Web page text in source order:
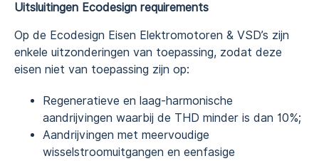
Uitsluitingen Ecodesign requirements
Op de Ecodesign Eisen Elektromotoren & VSD’s zijn
enkele uitzonderingen van toepassing, zodat deze
eisen niet van toepassing zijn op:
Regeneratieve en laag-harmonische
aandrijvingen waarbij de THD minder is dan 10%;
Aandrijvingen met meervoudige
wisselstroomuitgangen en eenfasige